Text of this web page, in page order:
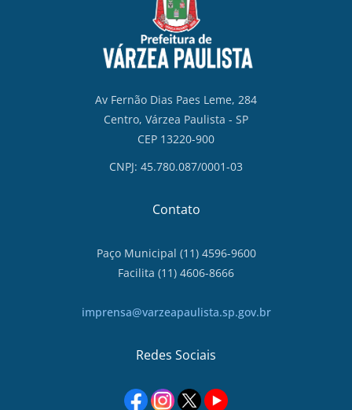
Av Fernão Dias Paes Leme, 284
Centro, Várzea Paulista - SP
CEP 13220-900
CNPJ: 45.780.087/0001-03
Contato
Paço Municipal (11) 4596-9600
Facilita (11) 4606-8666
imprensa@varzeapaulista.sp.gov.br
Redes Sociais